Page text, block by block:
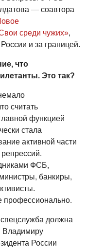
— соавтора
среди чужих»,
и за границей.
что
Это так?
считать
функцией
стала
активной части
ФСБ,
банкиры,
профессионально.
должна
Владимиру
России